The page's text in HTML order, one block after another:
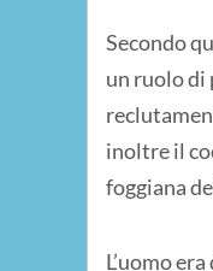
Secondo
un ruolo di
inoltre il
foggiana
L’uomo